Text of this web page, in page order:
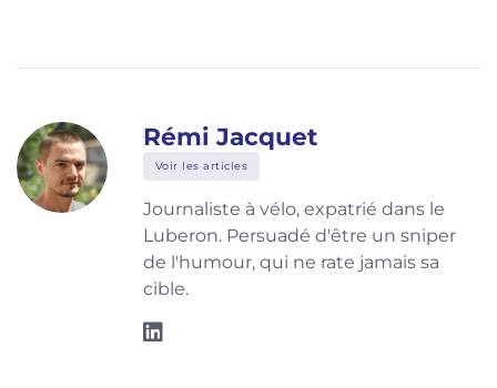
Rémi Jacquet
Voir les articles
Journaliste à vélo, expatrié dans le
Luberon. Persuadé d'être un sniper
de l'humour, qui ne rate jamais sa
cible.